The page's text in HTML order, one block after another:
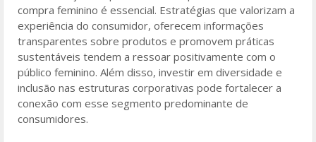
compra feminino é essencial. Estratégias que valorizam a
experiência do consumidor, oferecem informações
transparentes sobre produtos e promovem práticas
sustentáveis ​​tendem a ressoar positivamente com o
público feminino. Além disso, investir em diversidade e
inclusão nas estruturas corporativas pode fortalecer a
conexão com esse segmento predominante de
consumidores.